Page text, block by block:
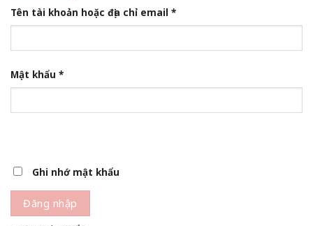
Tên tài khoản hoặc địa chỉ email *
Mật khẩu *
Ghi nhớ mật khẩu
Đăng nhập